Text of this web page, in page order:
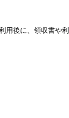
用後に、領収書や利